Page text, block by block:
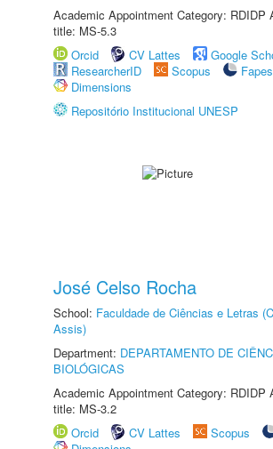
Academic Appointment Category: RDIDP
title: MS-5.3
Orcid
CV Lattes
Google
ResearcherID
Scopus
Dimensions
Repositório Institucional UNESP
José Celso Rocha
School: Faculdade de Ciências e Letras
Assis)
Department: DEPARTAMENTO DE
BIOLÓGICAS
Academic Appointment Category: RDIDP
title: MS-3.2
Orcid
CV Lattes Scopus